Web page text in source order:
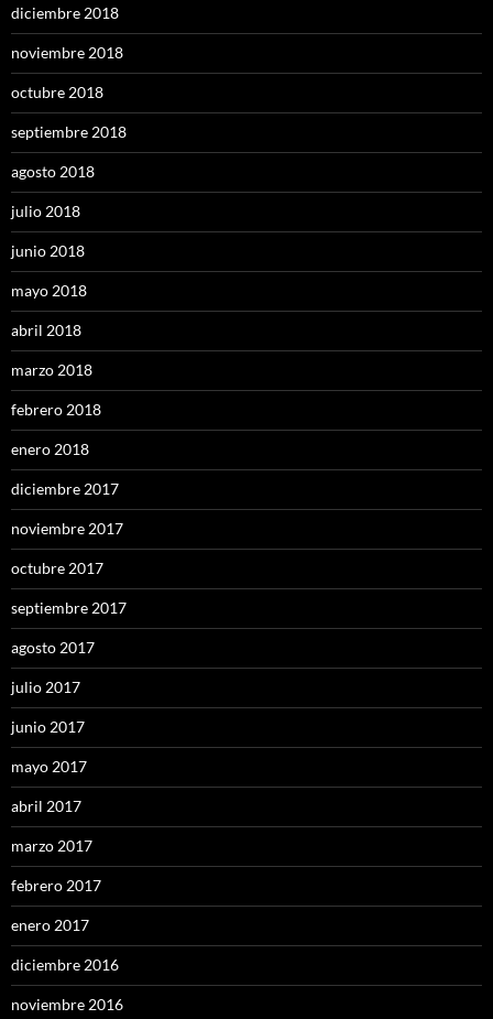
diciembre 2018
noviembre 2018
octubre 2018
septiembre 2018
agosto 2018
julio 2018
junio 2018
mayo 2018
abril 2018
marzo 2018
febrero 2018
enero 2018
diciembre 2017
noviembre 2017
octubre 2017
septiembre 2017
agosto 2017
julio 2017
junio 2017
mayo 2017
abril 2017
marzo 2017
febrero 2017
enero 2017
diciembre 2016
noviembre 2016